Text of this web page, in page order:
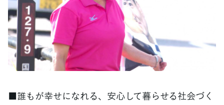
■誰もが幸せになれる、安心して暮らせる社会づく